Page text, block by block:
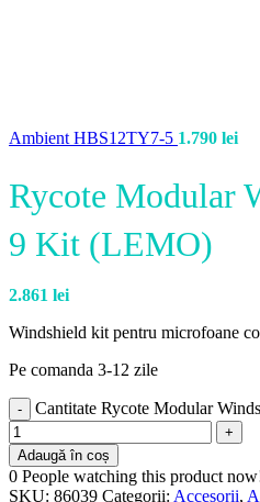
Ambient HBS12TY7-5 1.790 lei
Rycote Modular
9 Kit (LEMO)
2.861 lei
Windshield kit pentru microfoane
Pe comanda 3-12 zile
Cantitate Rycote Modular
Adaugă în coș
0 People watching this product
SKU: 86039 Categorii: Accesorii,